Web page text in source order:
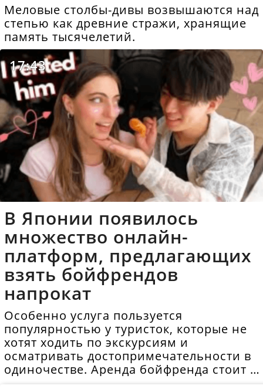
Меловые столбы-дивы возвышаются над
степью как древние стражи, хранящие
память тысячелетий.
17:43
В Японии появилось
множество онлайн-
платформ, предлагающих
взять бойфрендов
напрокат
Особенно услуга пользуется
популярностью у туристок, которые не
хотят ходить по экскурсиям и
осматривать достопримечательности в
одиночестве. Аренда бойфренда стоит в